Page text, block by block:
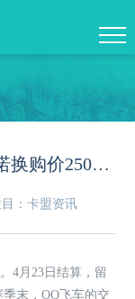
QQ飞车赛季末观察：大耳狗雷诺换购价250元，为什么有人宁愿加价收成品号？
：卡盟资讯
4月23日结算，留
末，QQ飞车的交